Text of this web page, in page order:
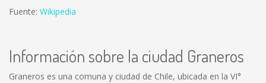
Fuente: Wikipedia
Información sobre la ciudad Graneros
Graneros es una comuna y ciudad de Chile, ubicada en la VI°